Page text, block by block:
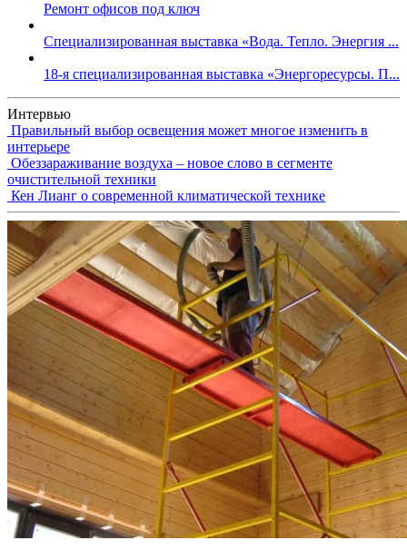
Ремонт офисов под ключ
Специализированная выставка «Вода. Тепло. Энергия ...
18-я специализированная выставка «Энергоресурсы. П...
Интервью
Правильный выбор освещения может многое изменить в
интерьере
Обеззараживание воздуха – новое слово в сегменте
очистительной техники
Кен Лианг о современной климатической технике